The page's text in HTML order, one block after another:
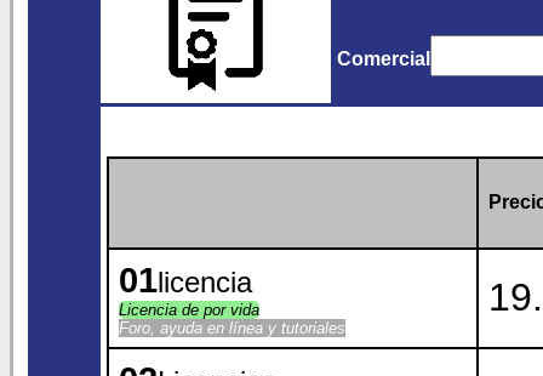
Comercial
01licencia
Licencia de por vida
Foro, ayuda en línea y tutoriales
19.